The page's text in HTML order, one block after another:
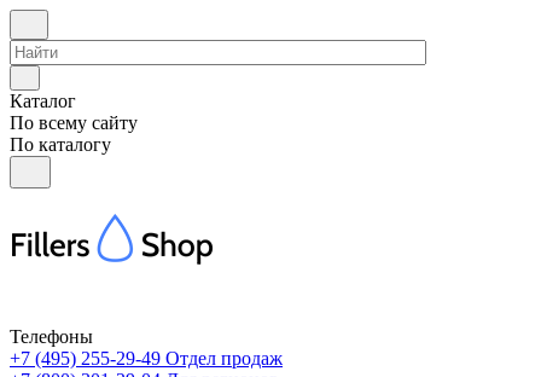
Каталог
По всему сайту
По каталогу
Телефоны
+7 (495) 255-29-49 Отдел продаж